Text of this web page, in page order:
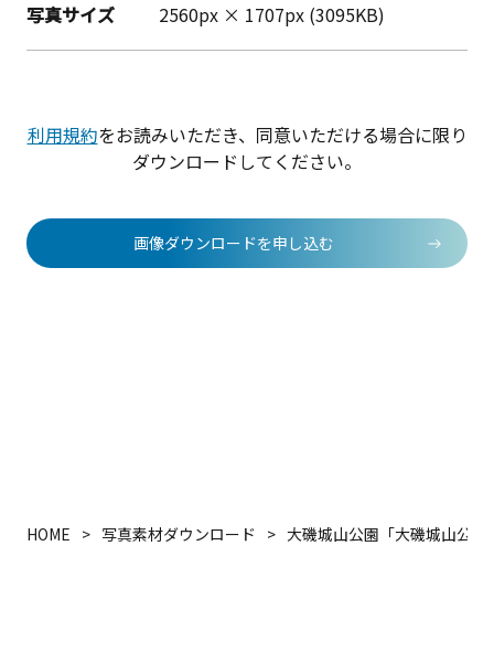
写真サイズ 2560px × 1707px (3095KB)
利用規約をお読みいただき、同意いただける場合に限り
ダウンロードしてください。
画像ダウンロードを申し込む
HOME 写真素材ダウンロード 大磯城山公園「大磯城山公